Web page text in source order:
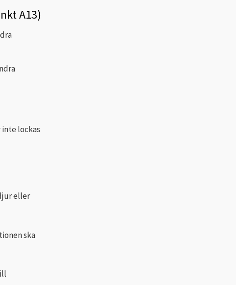
A13)
lockas
eller
ska